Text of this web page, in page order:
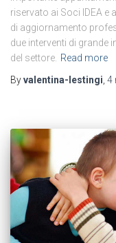
riservato ai Soci IDEA e
di aggiornamento
due interventi di grande
del settore. Read more
Byvalentina-lestingi 4